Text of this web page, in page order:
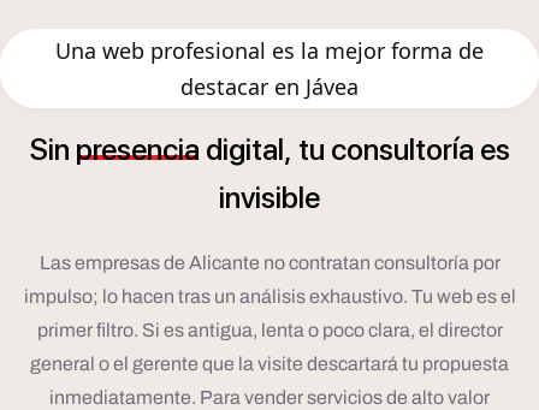
Una web profesional es la mejor forma de
destacar en Jávea
Sin presencia digital, tu consultoría es
invisible
Las empresas de Alicante no contratan consultoría por
impulso; lo hacen tras un análisis exhaustivo. Tu web es el
primer filtro. Si es antigua, lenta o poco clara, el director
general o el gerente que la visite descartará tu propuesta
inmediatamente. Para vender servicios de alto valor